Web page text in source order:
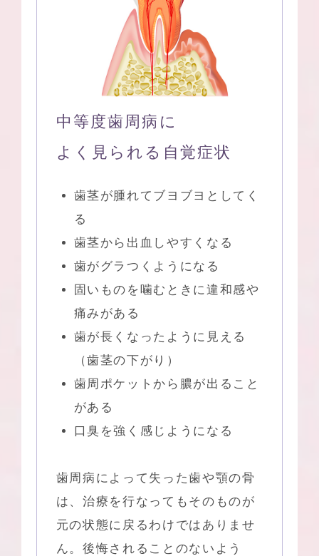
中等度歯周病に
よく見られる自覚症状
歯茎が腫れてブヨブヨとしてく
る
歯茎から出血しやすくなる
歯がグラつくようになる
固いものを噛むときに違和感や
痛みがある
歯が長くなったように見える
（歯茎の下がり）
歯周ポケットから膿が出ること
がある
口臭を強く感じようになる
歯周病によって失った歯や顎の骨
は、治療を行なってもそのものが
元の状態に戻るわけではありませ
ん。後悔されることのないよう